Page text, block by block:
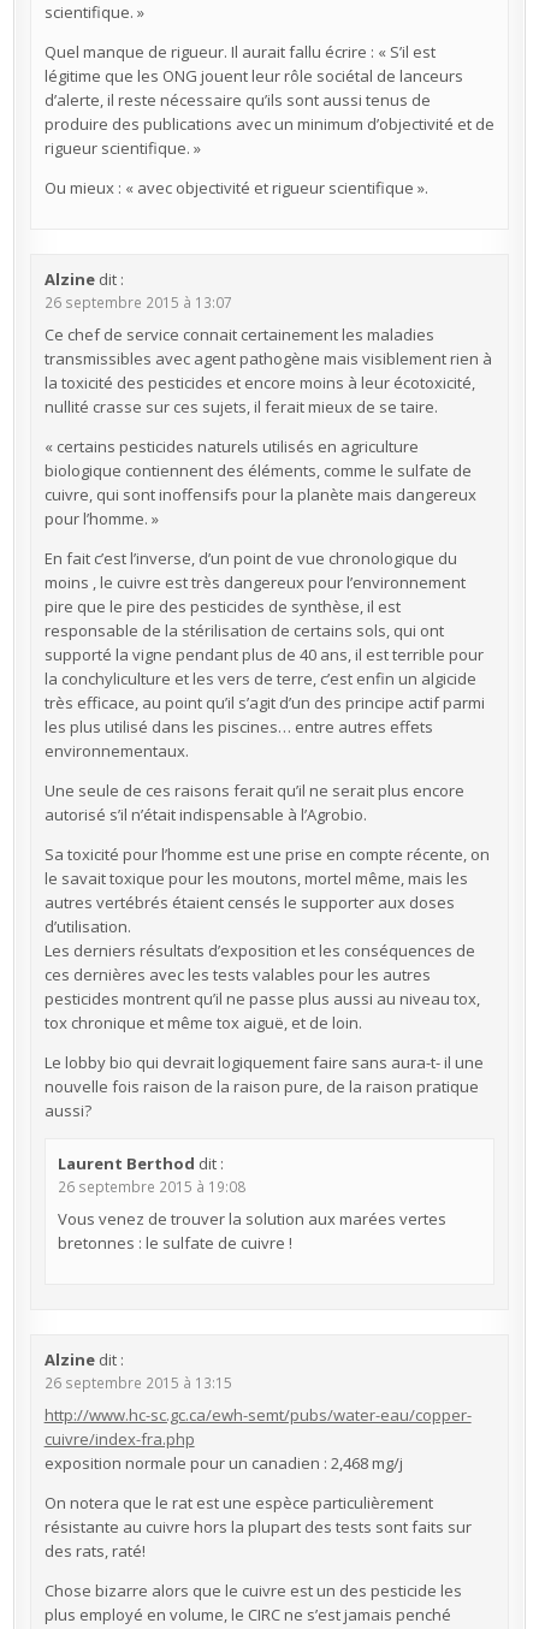
scientifique. »
Quel manque de rigueur. Il aurait fallu écrire : « S’il est
légitime que les ONG jouent leur rôle sociétal de lanceurs
d’alerte, il reste nécessaire qu’ils sont aussi tenus de
produire des publications avec un minimum d’objectivité et de
rigueur scientifique. »
Ou mieux : « avec objectivité et rigueur scientifique ».
Alzine dit :
26 septembre 2015 à 13:07
Ce chef de service connait certainement les maladies
transmissibles avec agent pathogène mais visiblement rien à
la toxicité des pesticides et encore moins à leur écotoxicité,
nullité crasse sur ces sujets, il ferait mieux de se taire.
« certains pesticides naturels utilisés en agriculture
biologique contiennent des éléments, comme le sulfate de
cuivre, qui sont inoffensifs pour la planète mais dangereux
pour l’homme. »
En fait c’est l’inverse, d’un point de vue chronologique du
moins , le cuivre est très dangereux pour l’environnement
pire que le pire des pesticides de synthèse, il est
responsable de la stérilisation de certains sols, qui ont
supporté la vigne pendant plus de 40 ans, il est terrible pour
la conchyliculture et les vers de terre, c’est enfin un algicide
très efficace, au point qu’il s’agit d’un des principe actif parmi
les plus utilisé dans les piscines… entre autres effets
environnementaux.
Une seule de ces raisons ferait qu’il ne serait plus encore
autorisé s’il n’était indispensable à l’Agrobio.
Sa toxicité pour l’homme est une prise en compte récente, on
le savait toxique pour les moutons, mortel même, mais les
autres vertébrés étaient censés le supporter aux doses
d’utilisation.
Les derniers résultats d’exposition et les conséquences de
ces dernières avec les tests valables pour les autres
pesticides montrent qu’il ne passe plus aussi au niveau tox,
tox chronique et même tox aiguë, et de loin.
Le lobby bio qui devrait logiquement faire sans aura-t- il une
nouvelle fois raison de la raison pure, de la raison pratique
aussi?
Laurent Berthod dit :
26 septembre 2015 à 19:08
Vous venez de trouver la solution aux marées vertes
bretonnes : le sulfate de cuivre !
Alzine dit :
26 septembre 2015 à 13:15
http://www.hc-sc.gc.ca/ewh-semt/pubs/water-eau/copper-
cuivre/index-fra.php
exposition normale pour un canadien : 2,468 mg/j
On notera que le rat est une espèce particulièrement
résistante au cuivre hors la plupart des tests sont faits sur
des rats, raté!
Chose bizarre alors que le cuivre est un des pesticide les
plus employé en volume, le CIRC ne s’est jamais penché